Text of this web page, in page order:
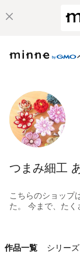
つまみ細工
こちらのショップ
た。 今まで、たく
作品一覧 シリーズ